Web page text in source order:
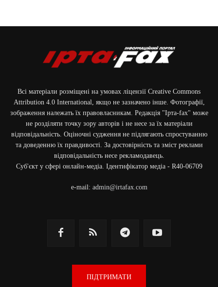
Всі матеріали розміщені на умовах ліцензії Creative Commons
Attribution 4.0 International, якщо не зазначено інше. Фотографії,
зображення належать їх правовласникам. Редакція "Ірта-fax" може
не розділяти точку зору авторів і не несе за їх матеріали
відповідальність. Оціночні судження не підлягають спростуванню
та доведенню їх правдивості. За достовірність та зміст реклами
відповідальність несе рекламодавець.
Cуб'єкт у сфері онлайн-медіа. Ідентифікатор медіа - R40-06709
e-mail: admin@irtafax.com
ПІДТРИМАТИ